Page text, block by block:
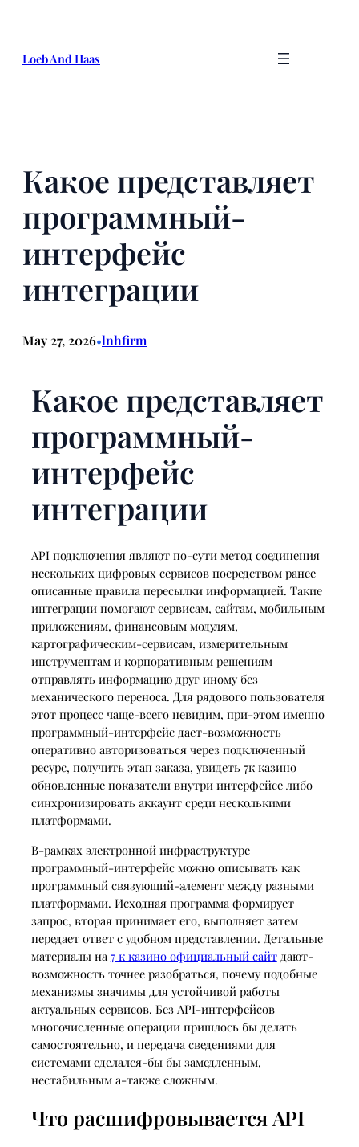
content
Loeb And Haas
Какое представляет
программный-
интерфейс
интеграции
May 27, 2026•lnhfirm
Какое представляет
программный-
интерфейс
интеграции
API подключения являют по-сути метод соединения
нескольких цифровых сервисов посредством ранее
описанные правила пересылки информацией. Такие
интеграции помогают сервисам, сайтам, мобильным
приложениям, финансовым модулям,
картографическим-сервисам, измерительным
инструментам и корпоративным решениям
отправлять информацию друг иному без
механического переноса. Для рядового пользователя
этот процесс чаще-всего невидим, при-этом именно
программный-интерфейс дает-возможность
оперативно авторизоваться через подключенный
ресурс, получить этап заказа, увидеть 7к казино
обновленные показатели внутри интерфейсе либо
синхронизировать аккаунт среди несколькими
платформами.
В-рамках электронной инфраструктуре
программный-интерфейс можно описывать как
программный связующий-элемент между разными
платформами. Исходная программа формирует
запрос, вторая принимает его, выполняет затем
передает ответ с удобном представлении. Детальные
материалы на 7 к казино официальный сайтдают-
возможность точнее разобраться, почему подобные
механизмы значимы для устойчивой работы
актуальных сервисов. Без API-интерфейсов
многочисленные операции пришлось бы делать
самостоятельно, и передача сведениями для
системами сделался-бы бы замедленным,
нестабильным а-также сложным.
Что расшифровывается API